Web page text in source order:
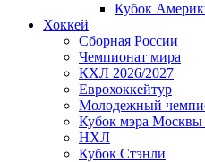
Кубок
Хоккей
Сборная России
Чемпионат мира
КХЛ 2026/2027
Еврохоккейтур
Молодежный
Кубок мэра Москвы
НХЛ
Кубок Стэнли